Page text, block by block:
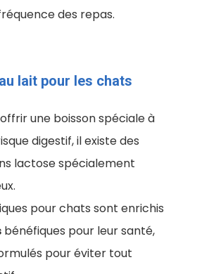
des repas.
lait pour les chats
offrir une boisson spéciale à
digestif, il existe des
lactose spécialement
pour chats sont enrichis
bénéfiques pour leur santé,
pour éviter tout